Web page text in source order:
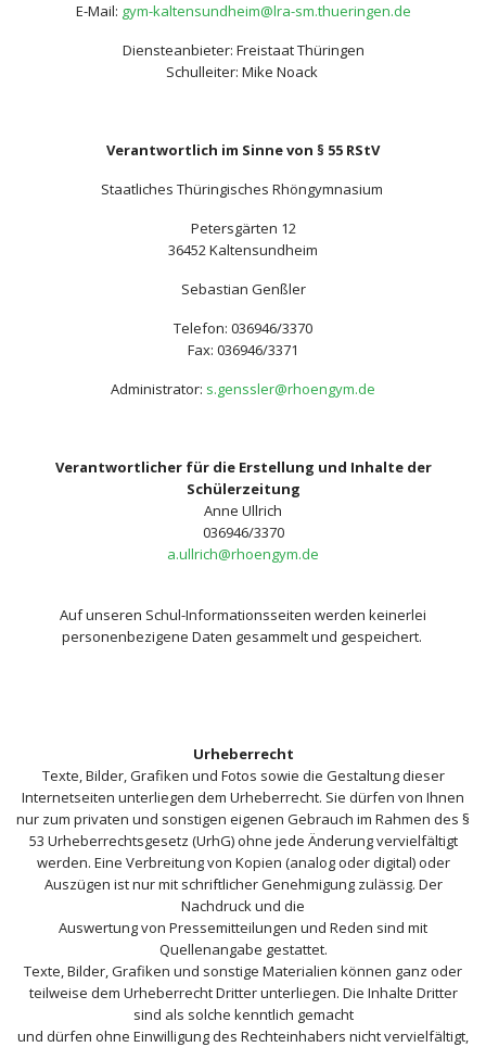
E-Mail: gym-kaltensundheim@lra-sm.thueringen.de
Diensteanbieter: Freistaat Thüringen
Schulleiter: Mike Noack
Verantwortlich im Sinne von § 55 RStV
Staatliches Thüringisches Rhöngymnasium
Petersgärten 12
36452 Kaltensundheim
Sebastian Genßler
Telefon: 036946/3370
Fax: 036946/3371
Administrator: s.genssler@rhoengym.de
Verantwortlicher für die Erstellung und Inhalte der
Schülerzeitung
Anne Ullrich
036946/3370
a.ullrich@rhoengym.de
Auf unseren Schul-Informationsseiten werden keinerlei
personenbezigene Daten gesammelt und gespeichert.
Urheberrecht
Texte, Bilder, Grafiken und Fotos sowie die Gestaltung dieser
Internetseiten unterliegen dem Urheberrecht. Sie dürfen von Ihnen
nur zum privaten und sonstigen eigenen Gebrauch im Rahmen des §
53 Urheberrechtsgesetz (UrhG) ohne jede Änderung vervielfältigt
werden. Eine Verbreitung von Kopien (analog oder digital) oder
Auszügen ist nur mit schriftlicher Genehmigung zulässig. Der
Nachdruck und die
Auswertung von Pressemitteilungen und Reden sind mit
Quellenangabe gestattet.
Texte, Bilder, Grafiken und sonstige Materialien können ganz oder
teilweise dem Urheberrecht Dritter unterliegen. Die Inhalte Dritter
sind als solche kenntlich gemacht
und dürfen ohne Einwilligung des Rechteinhabers nicht vervielfältigt,